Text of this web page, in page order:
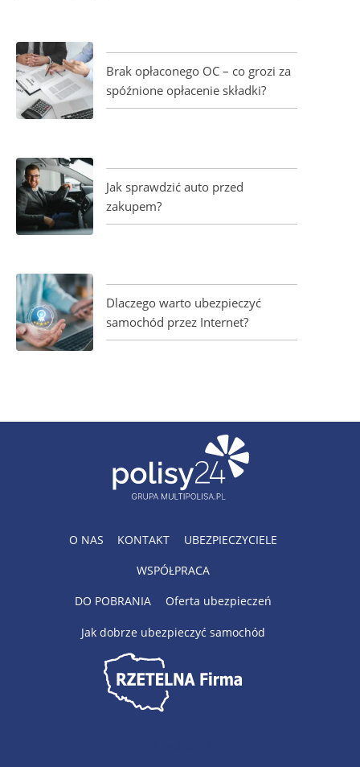
Brak opłaconego OC – co grozi za
spóźnione opłacenie składki?
Jak sprawdzić auto przed
zakupem?
Dlaczego warto ubezpieczyć
samochód przez Internet?
O NAS KONTAKT UBEZPIECZYCIELE
WSPÓŁPRACA
DO POBRANIA Oferta ubezpieczeń
Jak dobrze ubezpieczyć samochód